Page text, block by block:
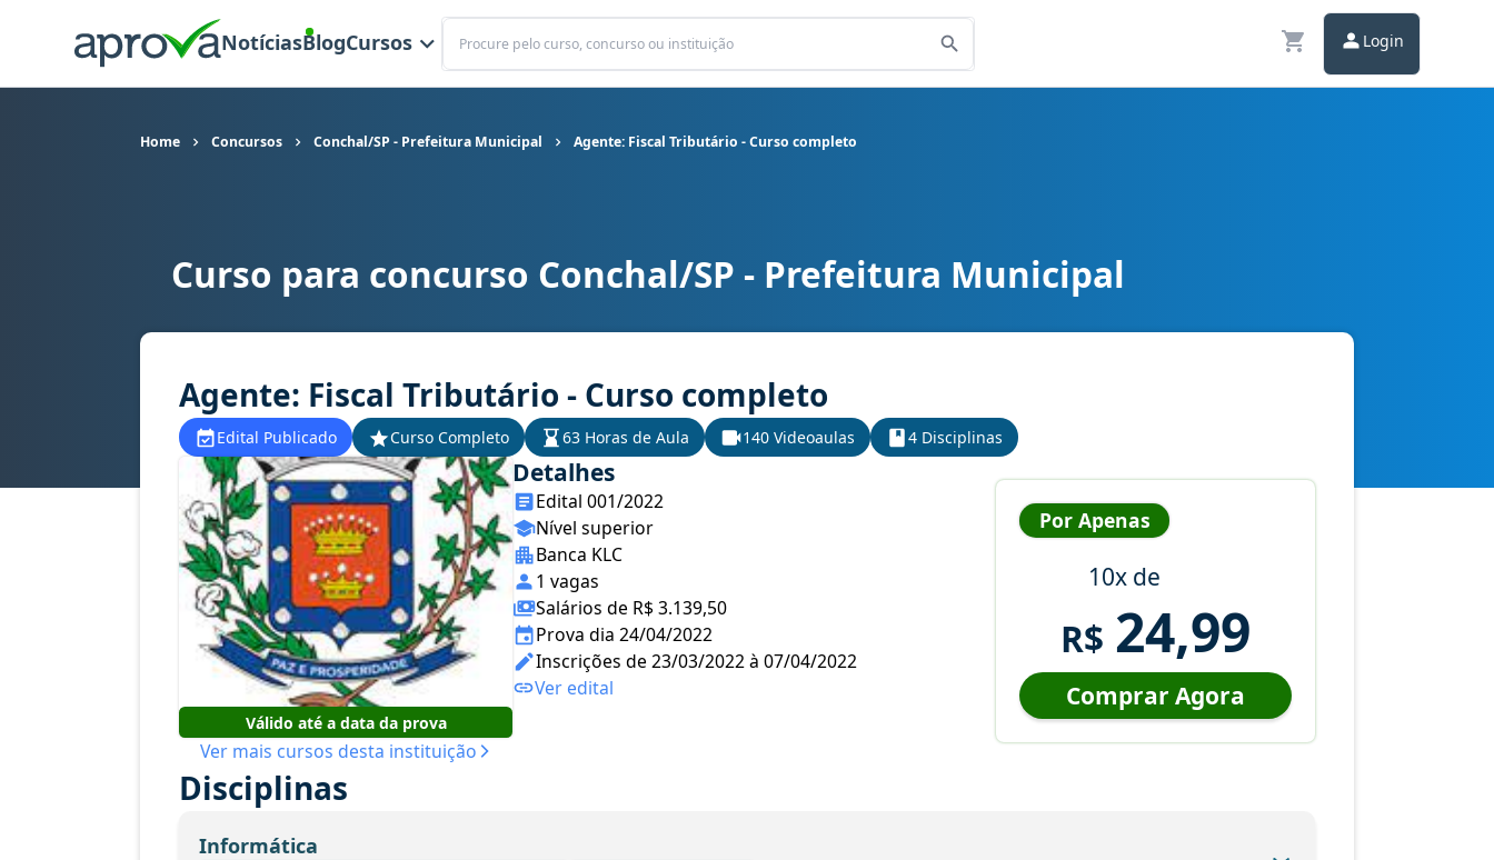
NotíciasBlogCursos
Buscar
Login
Home Concursos Conchal/SP - Prefeitura Municipal Agente: Fiscal Tributário - Curso completo
Curso para concurso Conchal/SP - Prefeitura Municipal cargo Agente: Fiscal Tributário - Curso completo
Curso para concurso Conchal/SP - Prefeitura Municipal
Agente: Fiscal Tributário - Curso completo
Edital Publicado Curso Completo 63 Horas de Aula 140 Videoaulas 4 Disciplinas
Válido até a data da prova
Ver mais cursos desta instituição
Detalhes
Edital 001/2022
Nível superior
Banca KLC
1 vagas
Salários de R$ 3.139,50
Prova dia 24/04/2022
Inscrições de 23/03/2022 à 07/04/2022
Ver edital
Por Apenas
10x de
R$ 24,99
Comprar Agora
Disciplinas
Informática